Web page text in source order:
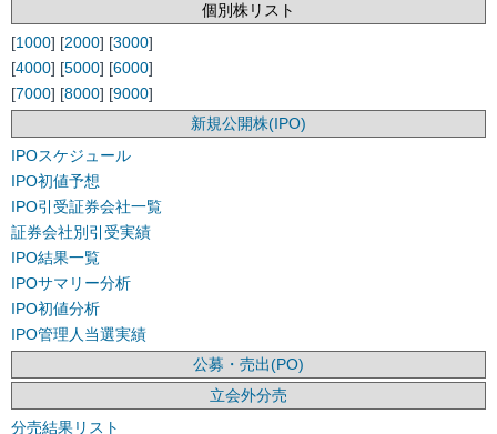
個別株リスト
[1000] [2000] [3000]
[4000] [5000] [6000]
[7000] [8000] [9000]
新規公開株(IPO)
IPOスケジュール
IPO初値予想
IPO引受証券会社一覧
証券会社別引受実績
IPO結果一覧
IPOサマリー分析
IPO初値分析
IPO管理人当選実績
公募・売出(PO)
立会外分売
分売結果リスト